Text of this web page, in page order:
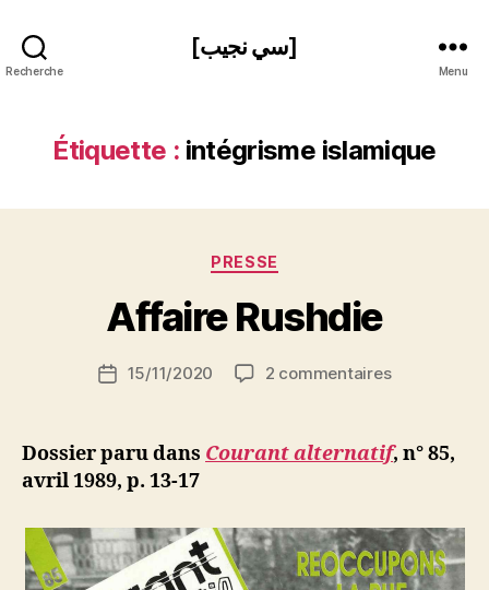
Recherche
[سي نجيب]
Menu
Étiquette : intégrisme islamique
Catégories
PRESSE
Affaire Rushdie
Auteur
de
S
N
ji
b
Date15/11/2020 2 commentairessur
Dossier paru dans Courant alternatif, n° 85,
avril 1989, p. 13-17